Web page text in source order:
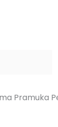
Pramuka